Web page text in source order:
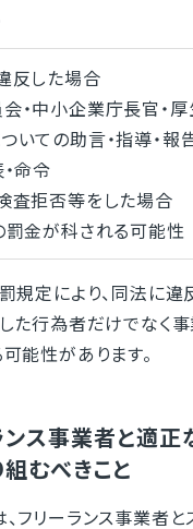
反した場合
・中小企業庁長官・
いての助言・指導・報
命令
査拒否等をした場合
金が科される可能性
規定により、同法に違
た行為者だけでなく
能性があります。
ンス事業者と適正
むべきこと
フリーランス事業者と